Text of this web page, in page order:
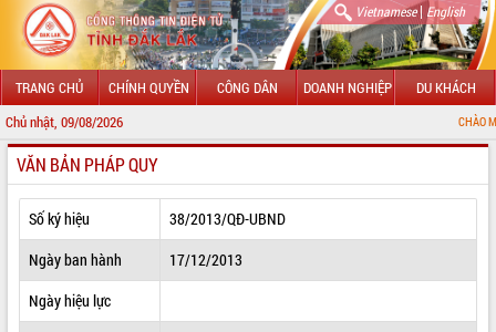
Vietnamese| English
TRANG CHỦ CHÍNH QUYỀN CÔNG DÂN DOANH NGHIỆP DU KHÁCH
Chủ nhật, 09/08/2026 CHÀO MỪNG ĐẾN
GIỚI THIỆU
LÃNH ĐẠO UBND TỈNH
TIN TỨC SỰ KIỆN
SỞ, BAN, NGÀNH
VĂN BẢN PHÁP QUY
Số ký hiệu
38/2013/QĐ-UBND
Ngày ban hành
17/12/2013
Ngày hiệu lực